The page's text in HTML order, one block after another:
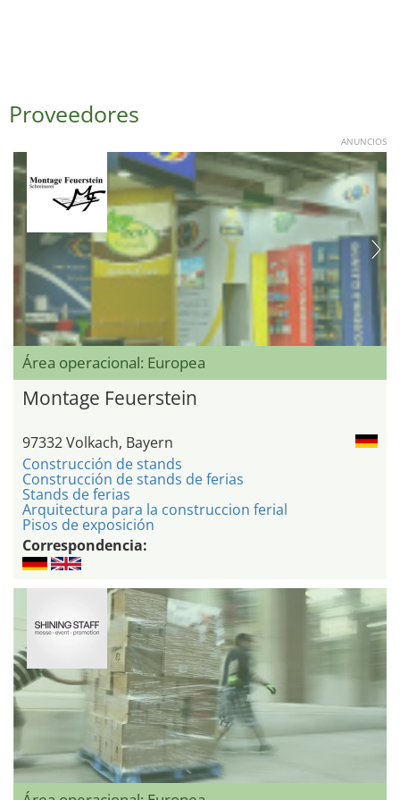
Proveedores
ANUNCIOS
Área operacional: Europea
Montage Feuerstein
97332 Volkach, Bayern
Construcción de stands
Construcción de stands de ferias
Stands de ferias
Arquitectura para la construccion ferial
Pisos de exposición
Correspondencia: